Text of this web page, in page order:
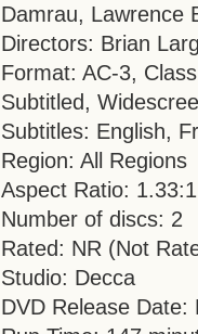
Damrau, Lawrence
Directors: Brian
Format: AC-3,
Subtitled,
Subtitles: English,
Region: All Regions
Aspect Ratio: 1.33:1
Number of discs: 2
Rated: NR (Not
Studio: Decca
DVD Release